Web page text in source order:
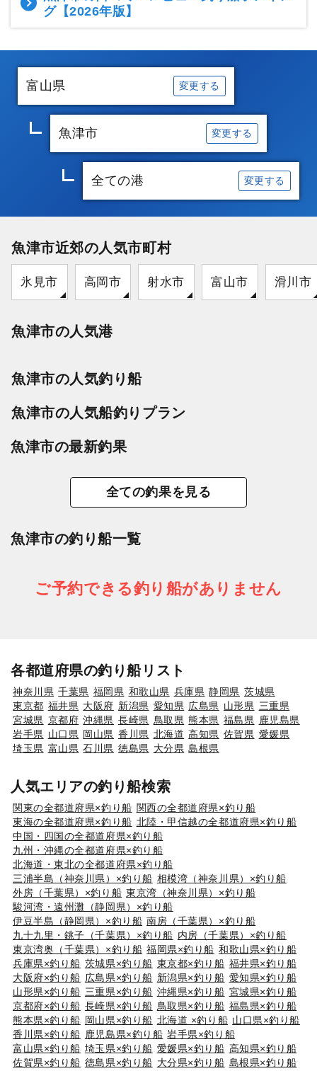
グ【2026年版】
富山県 変更する
魚津市 変更する
全ての港 変更する
魚津市近郊の人気市町村
氷見市 高岡市 射水市 富山市 滑川市
魚津市の人気港
魚津市の人気釣り船
魚津市の人気船釣りプラン
魚津市の最新釣果
全ての釣果を見る
魚津市の釣り船一覧
ご予約できる釣り船がありません
各都道府県の釣り船リスト
神奈川県 千葉県 福岡県 和歌山県 兵庫県 静岡県 茨城県
東京都 福井県 大阪府 新潟県 愛知県 広島県 山形県 三重県
宮城県 京都府 沖縄県 長崎県 鳥取県 熊本県 福島県
鹿児島県
岩手県 山口県 岡山県 香川県 北海道 高知県 佐賀県 愛媛県
埼玉県 富山県 石川県 徳島県 大分県 島根県
人気エリアの釣り船検索
関東の全都道府県×釣り船 関西の全都道府県×釣り船
東海の全都道府県×釣り船 北陸・甲信越の全都道府県×釣り船
中国・四国の全都道府県×釣り船
九州・沖縄の全都道府県×釣り船
北海道・東北の全都道府県×釣り船
三浦半島（神奈川県）×釣り船 相模湾（神奈川県）×釣り船
外房（千葉県）×釣り船 東京湾（神奈川県）×釣り船
駿河湾・遠州灘（静岡県）×釣り船
伊豆半島（静岡県）×釣り船 南房（千葉県）×釣り船
九十九里・銚子（千葉県）×釣り船 内房（千葉県）×釣り船
東京湾奥（千葉県）×釣り船 福岡県×釣り船 和歌山県×釣り船
兵庫県×釣り船 茨城県×釣り船 東京都×釣り船 福井県×釣り船
大阪府×釣り船 広島県×釣り船 新潟県×釣り船 愛知県×釣り船
山形県×釣り船 三重県×釣り船 沖縄県×釣り船 宮城県×釣り船
京都府×釣り船 長崎県×釣り船 鳥取県×釣り船 福島県×釣り船
熊本県×釣り船 岡山県×釣り船 北海道 ×釣り船 山口県×釣り船
香川県×釣り船 鹿児島県×釣り船 岩手県×釣り船
富山県×釣り船 埼玉県×釣り船 愛媛県×釣り船 高知県×釣り船
佐賀県×釣り船 徳島県×釣り船 大分県×釣り船 島根県×釣り船